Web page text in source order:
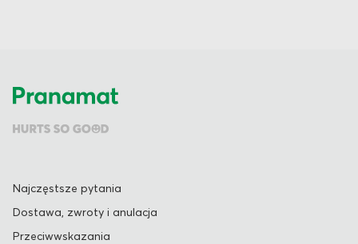
Najczęstsze pytania
Dostawa, zwroty i anulacja
Przeciwwskazania